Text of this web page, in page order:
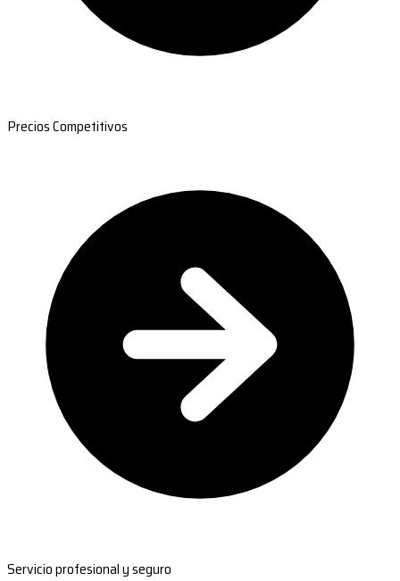
Precios Competitivos
Servicio profesional y seguro